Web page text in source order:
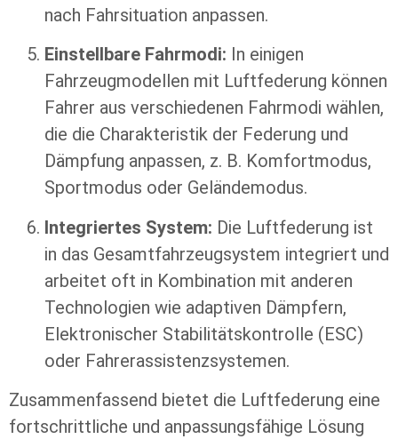
nach Fahrsituation anpassen.
Einstellbare Fahrmodi: In einigen
Fahrzeugmodellen mit Luftfederung können
Fahrer aus verschiedenen Fahrmodi wählen,
die die Charakteristik der Federung und
Dämpfung anpassen, z. B. Komfortmodus,
Sportmodus oder Geländemodus.
Integriertes System: Die Luftfederung ist
in das Gesamtfahrzeugsystem integriert und
arbeitet oft in Kombination mit anderen
Technologien wie adaptiven Dämpfern,
Elektronischer Stabilitätskontrolle (ESC)
oder Fahrerassistenzsystemen.
Zusammenfassend bietet die Luftfederung eine
fortschrittliche und anpassungsfähige Lösung